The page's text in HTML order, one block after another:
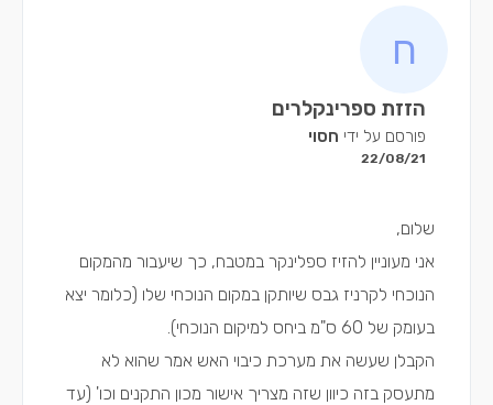
הזזת ספרינקלרים
פורסם על ידי חסוי
22/08/21
שלום,
אני מעוניין להזיז ספלינקר במטבח, כך שיעבור מהמקום
הנוכחי לקרניז גבס שיותקן במקום הנוכחי שלו (כלומר יצא
בעומק של 60 ס"מ ביחס למיקום הנוכחי).
הקבלן שעשה את מערכת כיבוי האש אמר שהוא לא
מתעסק בזה כיוון שזה מצריך אישור מכון התקנים וכו' (עד